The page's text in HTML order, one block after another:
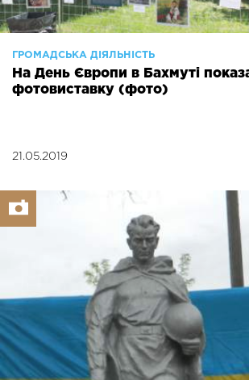
ГРОМАДСЬКА ДІЯЛЬНІСТЬ
На День Європи в Бахмуті
фотовиставку (фото)
21.05.2019